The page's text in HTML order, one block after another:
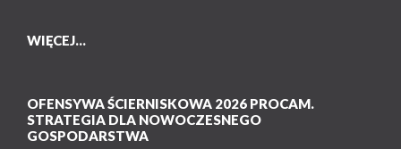
WIĘCEJ...
OFENSYWA ŚCIERNISKOWA 2026 PROCAM.
STRATEGIA DLA NOWOCZESNEGO
GOSPODARSTWA